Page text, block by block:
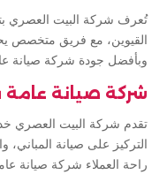
تُعرف شركة البيت العصري
القيوين، مع فريق متخصص
وبأفضل جودة شركة صيانة
شركة صيانة
تقدم شركة البيت العصري
التركيز على صيانة المباني،
راحة العملاء شركة صيانة